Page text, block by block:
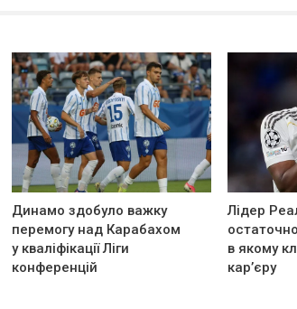
Динамо здобуло важку
перемогу над Карабахом
у кваліфікації Ліги
конференцій
Лідер
в якому
кар’єру